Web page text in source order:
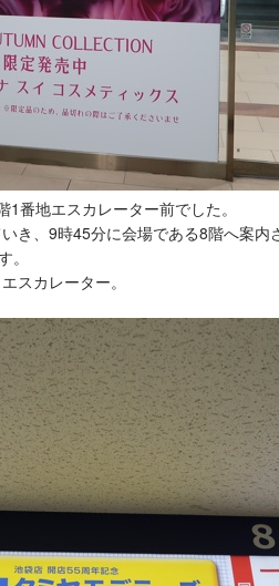
番地エスカレーター前でした。
き、9時45分に会場である8階へ案内
スカレーター。